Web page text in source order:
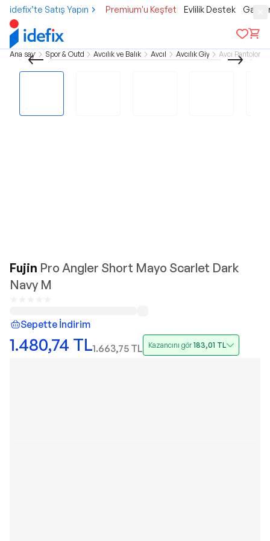
idefix’te Satış Yapın Premium'u Keşfet Evlilik Destek
Ana sayfa Spor & OutdoorAvcılık ve BalıkçılıkAvcılık Avcılık Giyim Avcı
Fujin Pro Angler Short Mayo Scarlet Dark
Navy M
Sepette İndirim
1.480,74 TL1.663,75 TL Kazancını gör183,01 TL